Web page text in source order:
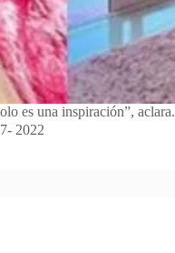
es una inspiración”, aclara.
2022